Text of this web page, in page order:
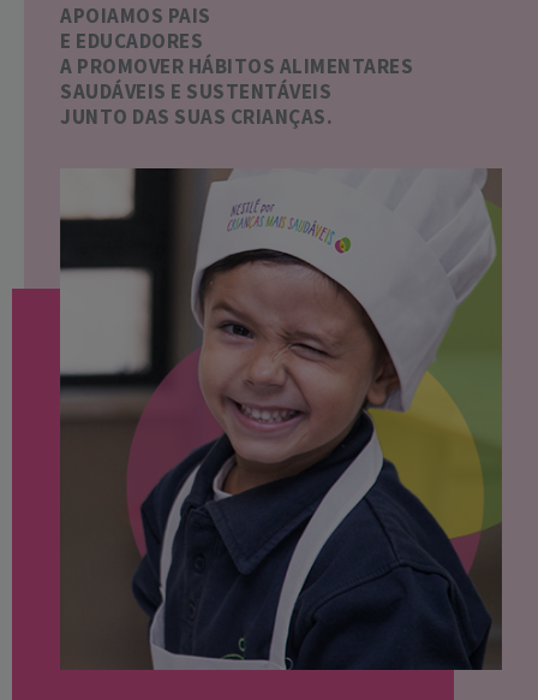
APOIAMOS PAIS
E EDUCADORES
A PROMOVER HÁBITOS ALIMENTARES
SAUDÁVEIS E SUSTENTÁVEIS
JUNTO DAS SUAS CRIANÇAS.